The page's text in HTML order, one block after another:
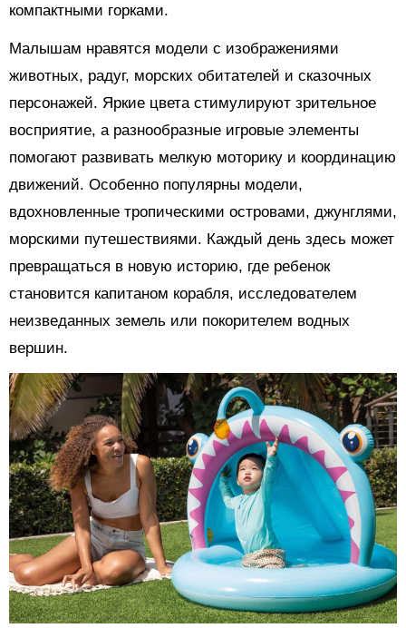
компактными горками.
Малышам нравятся модели с изображениями
животных, радуг, морских обитателей и сказочных
персонажей. Яркие цвета стимулируют зрительное
восприятие, а разнообразные игровые элементы
помогают развивать мелкую моторику и координацию
движений. Особенно популярны модели,
вдохновленные тропическими островами, джунглями,
морскими путешествиями. Каждый день здесь может
превращаться в новую историю, где ребенок
становится капитаном корабля, исследователем
неизведанных земель или покорителем водных
вершин.